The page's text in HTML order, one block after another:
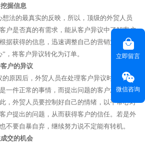
掘信息
法的最真实的反映，所以，顶级的外贸人员
户是否真的有需求，能从客户异议中了解客户
据获得的信息，迅速调整自己的营销策略，从
，将客户异议转化为订单。
户的异议
原因后，外贸人员在处理客户异议时，首先
一件正常的事情，而提出问题的客户才是最有
，外贸人员要控制好自己的情绪，以平常心对
户提出的问题，从而获得客户的信任。若是外
不要自暴自弃，继续努力说不定能有转机。
交的机会
立即留言
微信咨询